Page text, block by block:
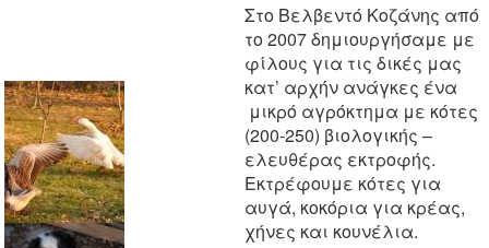
Στο Βελβεντό Κοζάνης από
το 2007 δημιουργήσαμε με
φίλους για τις δικές μας
κατ’ αρχήν ανάγκες ένα
μικρό αγρόκτημα με κότες
(200-250) βιολογικής –
ελευθέρας εκτροφής.
Εκτρέφουμε κότες για
αυγά, κοκόρια για κρέας,
χήνες και κουνέλια.